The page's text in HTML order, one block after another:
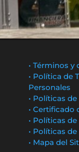
• Términos
• Política de
Personales
• Políticas
• Certificado
• Políticas
• Políticas
• Mapa del